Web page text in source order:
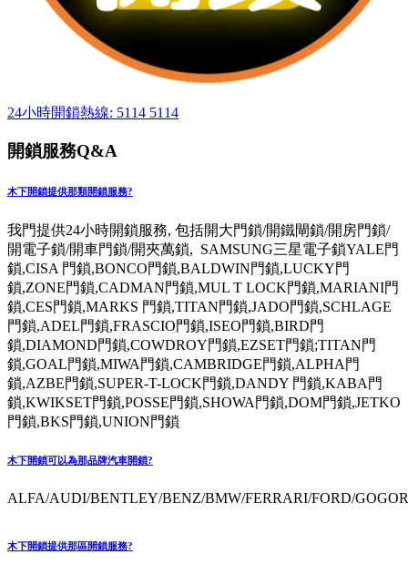
24小時開鎖熱線: 5114 5114
開鎖服務Q&A
木下開鎖提供那類開鎖服務?
我門提供24小時開鎖服務, 包括開大門鎖/開鐵閘鎖/開房門鎖/
開電子鎖/開車門鎖/開夾萬鎖, SAMSUNG三星電子鎖YALE門
鎖,CISA 門鎖,BONCO門鎖,BALDWIN門鎖,LUCKY門
鎖,ZONE門鎖,CADMAN門鎖,MUL T LOCK門鎖,MARIANI門
鎖,CES門鎖,MARKS 門鎖,TITAN門鎖,JADO門鎖,SCHLAGE
門鎖,ADEL門鎖,FRASCIO門鎖,ISEO門鎖,BIRD門
鎖,DIAMOND門鎖,COWDROY門鎖,EZSET門鎖;TITAN門
鎖,GOAL門鎖,MIWA門鎖,CAMBRIDGE門鎖,ALPHA門
鎖,AZBE門鎖,SUPER-T-LOCK門鎖,DANDY 門鎖,KABA門
鎖,KWIKSET門鎖,POSSE門鎖,SHOWA門鎖,DOM門鎖,JETKO
門鎖,BKS門鎖,UNION門鎖
木下開鎖可以為那品牌汽車開鎖?
ALFA/AUDI/BENTLEY/BENZ/BMW/FERRARI/FORD/
木下開鎖提供那區開鎖服務?